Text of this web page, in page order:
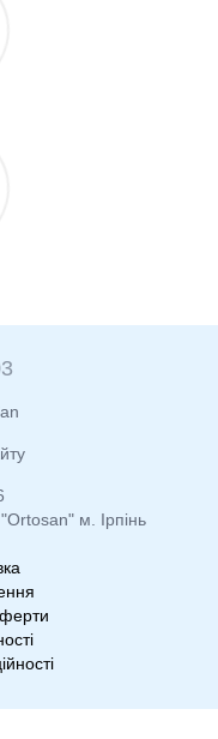
м. Ірпінь